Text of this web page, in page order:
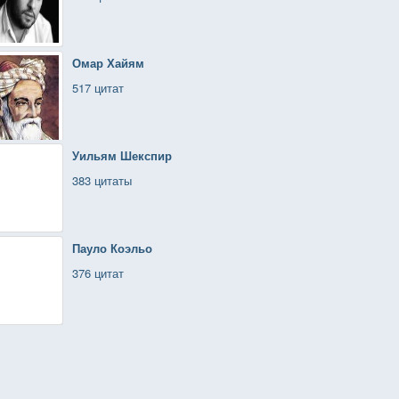
Омар Хайям
517 цитат
Уильям Шекспир
383 цитаты
Пауло Коэльо
376 цитат